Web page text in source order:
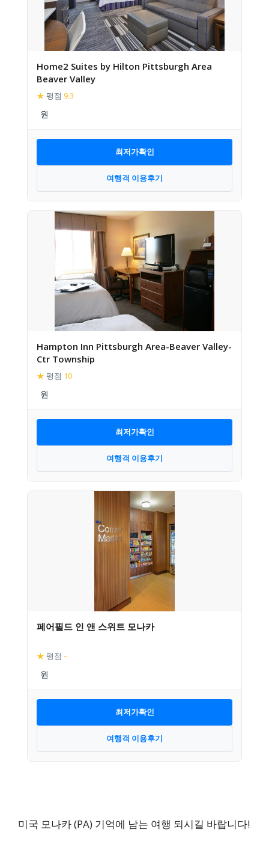
Home2 Suites by Hilton Pittsburgh Area
Beaver Valley
★ 평점 9.3
최저가확인
여행객 이용후기
Hampton Inn Pittsburgh Area-Beaver Valley-
Ctr Township
★ 평점 10
최저가확인
여행객 이용후기
페어필드 인 앤 스위트 모나카
★ 평점 –
최저가확인
여행객 이용후기
미국 모나카 (PA) 기억에 남는 여행 되시길 바랍니다!